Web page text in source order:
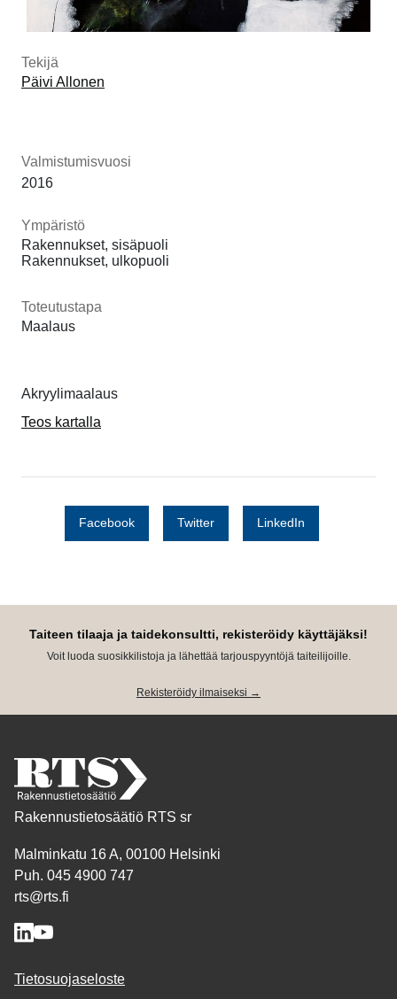
Tekijä
Päivi Allonen
Valmistumisvuosi
2016
Ympäristö
Rakennukset, sisäpuoli
Rakennukset, ulkopuoli
Toteutustapa
Maalaus
Akryylimaalaus
Teos kartalla
Facebook Twitter LinkedIn
Taiteen tilaaja ja taidekonsultti, rekisteröidy käyttäjäksi!
Voit luoda suosikkilistoja ja lähettää tarjouspyyntöjä taiteilijoille.
Rekisteröidy ilmaiseksi →
Rakennustietosäätiö RTS sr
Malminkatu 16 A, 00100 Helsinki
Puh. 045 4900 747
rts@rts.fi
Tietosuojaseloste